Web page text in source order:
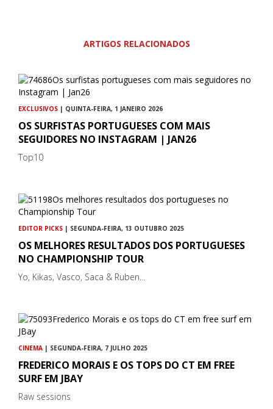
ARTIGOS RELACIONADOS
EXCLUSIVOS | QUINTA-FEIRA, 1 JANEIRO 2026
OS SURFISTAS PORTUGUESES COM MAIS
SEGUIDORES NO INSTAGRAM | JAN26
Top10
EDITOR PICKS | SEGUNDA-FEIRA, 13 OUTUBRO 2025
OS MELHORES RESULTADOS DOS PORTUGUESES
NO CHAMPIONSHIP TOUR
Yo, Kikas, Vasco, Saca & Ruben...
CINEMA | SEGUNDA-FEIRA, 7 JULHO 2025
FREDERICO MORAIS E OS TOPS DO CT EM FREE
SURF EM JBAY
Raw sessions